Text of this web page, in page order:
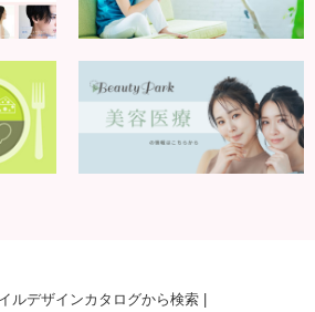
ルデザインカタログから検索